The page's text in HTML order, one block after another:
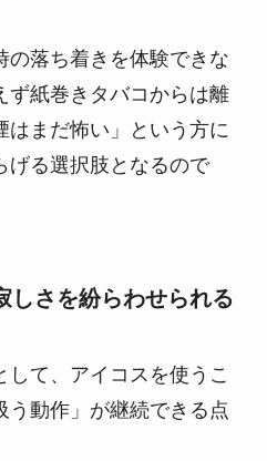
の落ち着きを体験できな
ず紙巻きタバコからは離
はまだ怖い」という方に
げる選択肢となるので
しさを紛らわせられる
して、アイコスを使うこ
う動作」が継続できる点